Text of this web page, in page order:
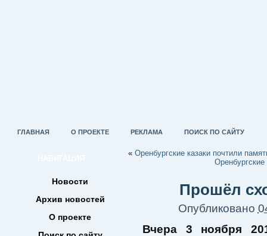
ГЛАВНАЯ О ПРОЕКТЕ РЕКЛАМА ПОИСК ПО САЙТУ
Новости
Архив новостей
О проекте
« Оренбургские казаки почтили
Прошёл
Опубликовано
Вчера 3 ноября